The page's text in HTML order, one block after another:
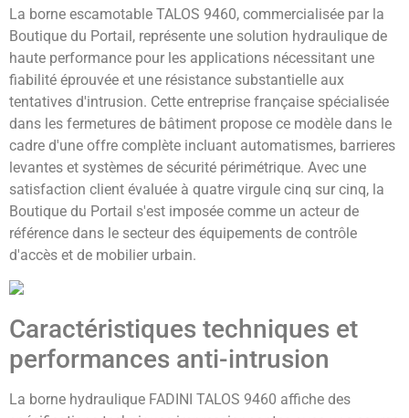
La borne escamotable TALOS 9460, commercialisée par la
Boutique du Portail, représente une solution hydraulique de
haute performance pour les applications nécessitant une
fiabilité éprouvée et une résistance substantielle aux
tentatives d'intrusion. Cette entreprise française spécialisée
dans les fermetures de bâtiment propose ce modèle dans le
cadre d'une offre complète incluant automatismes, barrieres
levantes et systèmes de sécurité périmétrique. Avec une
satisfaction client évaluée à quatre virgule cinq sur cinq, la
Boutique du Portail s'est imposée comme un acteur de
référence dans le secteur des équipements de contrôle
d'accès et de mobilier urbain.
Caractéristiques techniques et
performances anti-intrusion
La borne hydraulique FADINI TALOS 9460 affiche des